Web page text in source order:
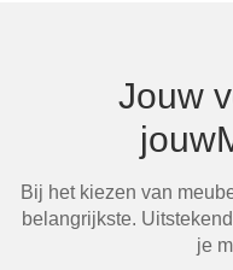
Jouw
Bij het kiezen van
belangrijkste.
je